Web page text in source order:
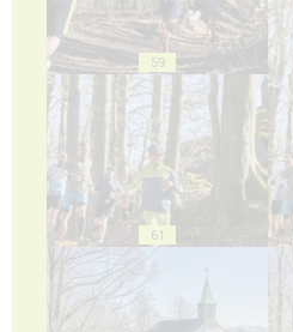
59
61